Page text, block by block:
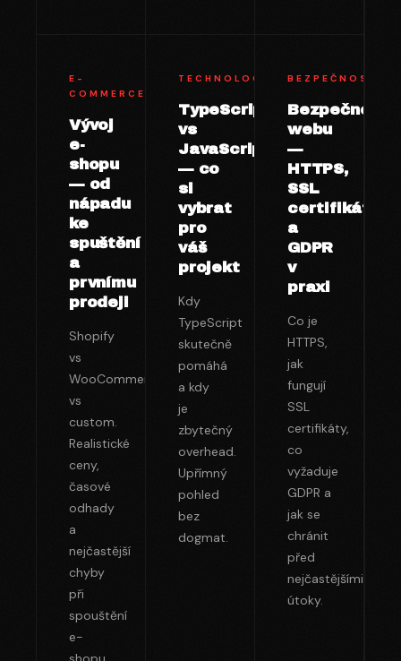
E-
COMMERCE
Vývoj
e-
shopu
— od
nápadu
ke
spuštění
a
prvnímu
prodeji
Shopify
vs
WooCommerce
vs
custom.
Realistické
ceny,
časové
odhady
a
nejčastější
chyby
při
spouštění
e-
TECHNOLOGIE
TypeScript
vs
JavaScript
— co
si
vybrat
pro
váš
projekt
Kdy
TypeScript
skutečně
pomáhá
a kdy
je
zbytečný
overhead.
Upřímný
pohled
bez
dogmat.
BEZPEČNOST
Bezpečnost
webu
—
HTTPS,
SSL
certifikáty
a
GDPR
v
praxi
Co je
HTTPS,
jak
fungují
SSL
certifikáty,
co
vyžaduje
GDPR a
jak se
chránit
před
nejčastějšími
útoky.